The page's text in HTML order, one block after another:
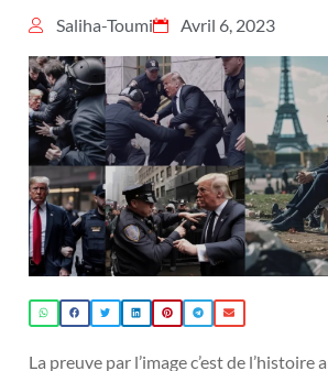
Saliha-Toumi Avril 6, 2023
La preuve par l’image c’est de l’histoire